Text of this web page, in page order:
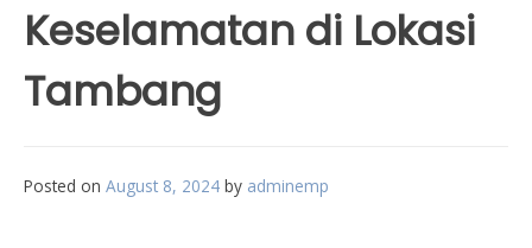
Keselamatan di Lokasi
Tambang
Posted on August 8, 2024 by adminemp